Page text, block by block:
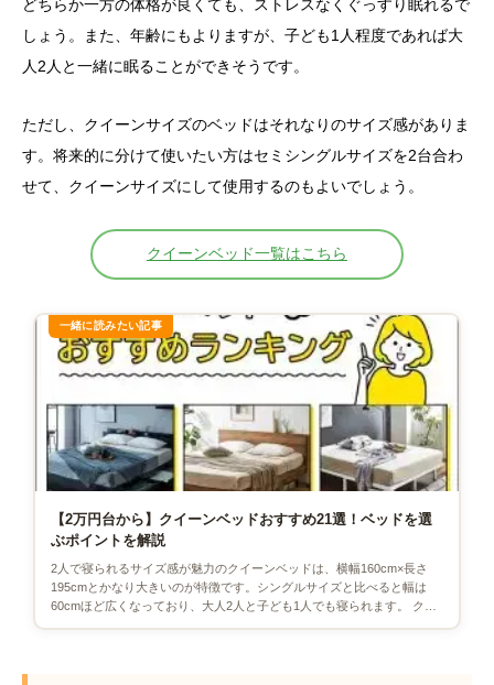
どちらか一方の体格が良くても、ストレスなくぐっすり眠れるで
しょう。また、年齢にもよりますが、子ども1人程度であれば大
人2人と一緒に眠ることができそうです。
ただし、クイーンサイズのベッドはそれなりのサイズ感がありま
す。将来的に分けて使いたい方はセミシングルサイズを2台合わ
せて、クイーンサイズにして使用するのもよいでしょう。
クイーンベッド一覧はこちら
【2万円台から】クイーンベッドおすすめ21選！ベッドを選
ぶポイントを解説
2人で寝られるサイズ感が魅力のクイーンベッドは、横幅160cm×長さ
195cmとかなり大きいのが特徴です。シングルサイズと比べると幅は
60cmほど広くなっており、大人2人と子ども1人でも寝られます。 クイ